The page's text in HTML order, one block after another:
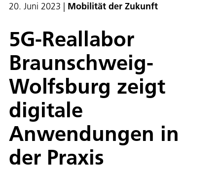
20. Juni 2023 | Mobilität der Zukunft
5G-Reallabor
Braunschweig-
Wolfsburg zeigt
digitale
Anwendungen in
der Praxis